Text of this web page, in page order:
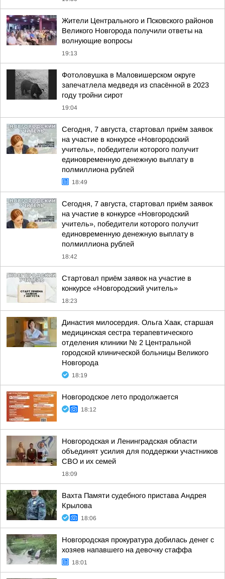
Жители Центрального и Псковского районов
Великого Новгорода получили ответы на
волнующие вопросы
19:13
Фотоловушка в Маловишерском округе
запечатлела медведя из спасённой в 2023
году тройни сирот
19:04
Сегодня, 7 августа, стартовал приём заявок
на участие в конкурсе «Новгородский
учитель», победители которого получит
единовременную денежную выплату в
полмиллиона рублей
18:49
Сегодня, 7 августа, стартовал приём заявок
на участие в конкурсе «Новгородский
учитель», победители которого получит
единовременную денежную выплату в
полмиллиона рублей
18:42
Стартовал приём заявок на участие в
конкурсе «Новгородский учитель»
18:23
Династия милосердия. Ольга Хаак, старшая
медицинская сестра терапевтического
отделения клиники № 2 Центральной
городской клинической больницы Великого
Новгорода
18:19
Новгородское лето продолжается
18:12
Новгородская и Ленинградская области
объединят усилия для поддержки участников
СВО и их семей
18:09
Вахта Памяти судебного пристава Андрея
Крылова
18:06
Новгородская прокуратура добилась денег с
хозяев напавшего на девочку стаффа
18:01